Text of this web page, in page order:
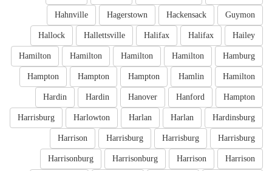
Guymon
Hackensack
Hagerstown
Hahnville
Hailey
Halifax
Halifax
Hallettsville
Hallock
Hamburg
Hamilton
Hamilton
Hamilton
Hamilton
Hamilton
Hamlin
Hampton
Hampton
Hampton
Hampton
Hanford
Hanover
Hardin
Hardin
Hardinsburg
Harlan
Harlan
Harlowton
Harrisburg
Harrisburg
Harrisburg
Harrisburg
Harrison
Harrison
Harrison
Harrisonburg
Harrisonburg